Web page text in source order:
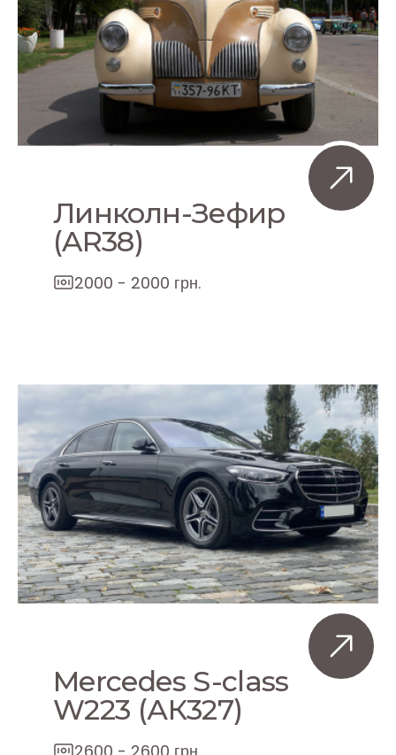
Линколн-Зефир
(AR38)
2000 - 2000 грн.
Mercedes S-class
W223 (АК327)
2600 - 2600 грн.